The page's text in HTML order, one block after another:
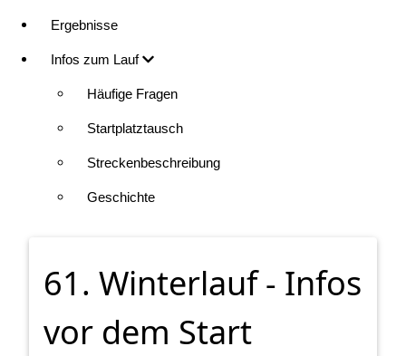
Ergebnisse
Infos zum Lauf
Häufige Fragen
Startplatztausch
Streckenbeschreibung
Geschichte
61. Winterlauf - Infos
vor dem Start